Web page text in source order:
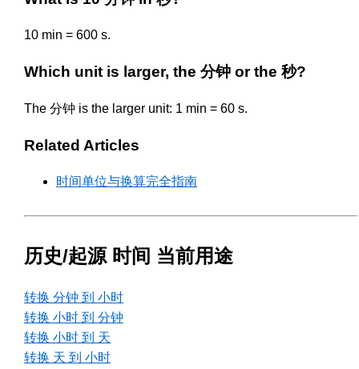
10 min = 600 s.
Which unit is larger, the 分钟 or the 秒?
The 分钟 is the larger unit: 1 min = 60 s.
Related Articles
时间单位与换算完全指南
历史/起源 时间 当前用途
转换 分钟 到 小时
转换 小时 到 分钟
转换 小时 到 天
转换 天 到 小时